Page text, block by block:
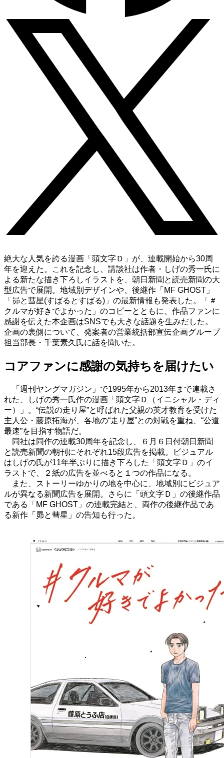
絶大な人気を誇る漫画「頭文字Ｄ」が、連載開始から30周
年を迎えた。これを記念し、講談社は作者・しげの秀一氏に
よる新たな描き下ろしイラストを、朝日新聞と読売新聞の大
型広告で展開。地域別デザインや、後継作「MF GHOST」
「昴と彗星(すばるとすばる)」の最新情報も発表した。「＃
クルマが好きでよかった」のコピーとともに、作品ファンに
感謝を伝えた本企画はSNSでも大きな話題を生みだした。
企画の裏側について、発案者の営業統括部宣伝企画グループ
担当部長・千葉素久氏に話を聞いた。
コアファンに感謝の気持ちを届けたい
「週刊ヤングマガジン」で1995年から2013年まで連載さ
れた、しげの秀一氏作の漫画「頭文字Ｄ（イニシャル・ディ
ー）」。 “伝説の走り屋”と呼ばれた父親の英才教育を受けた
主人公・藤原拓海が、各地の“走り屋”との対戦を重ね、 “公道
最速”を目指す物語だ。
同社は同作の連載30周年を記念し、６月６日付朝日新聞
と読売新聞の朝刊にそれぞれ15段広告を掲載。ビジュアル
はしげの氏が11年半ぶりに描き下ろした「頭文字Ｄ」のイ
ラストで、２紙の広告を並べると１つの作品になる。
また、ストーリーゆかりの地を中心に、地域別にビジュア
ルが異なる新聞広告を展開。さらに「頭文字Ｄ」の後継作品
である「 MF GHOST 」の連載完結と、両作の後継作品であ
る新作「昴と彗星」の告知も行った。